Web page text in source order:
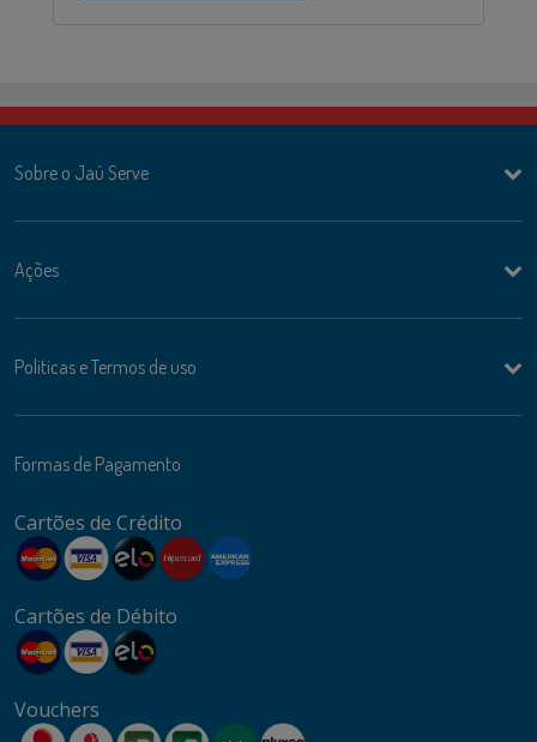
Sobre o Jaú Serve
Ações
Politicas e Termos de uso
Formas de Pagamento
Cartões de Crédito
Cartões de Débito
Vouchers